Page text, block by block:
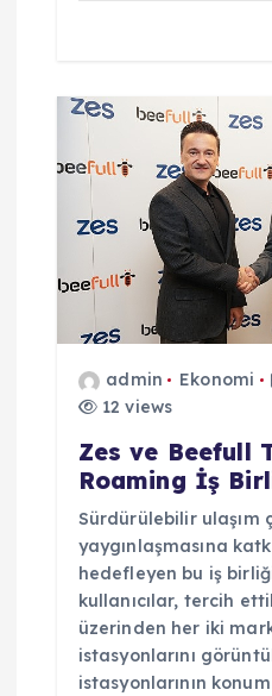
admin Ekonomi
12 views
Zes ve Beefull
Roaming İş
Sürdürülebilir ulaşım
yaygınlaşmasına
hedefleyen bu iş
kullanıcılar, tercih
üzerinden her iki
istasyonlarını
istasyonlarının